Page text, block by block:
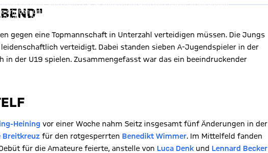
Netzwerk, Ihre Daten (z. B. IP-Adresse) mit Hilfe von Cookies zu verarbeiten.
um Ihnen die Inhalte anzuzeigen. Diese Einstellung wird für alle Inhalte
und Sie können dies jederzeit in der
gegen eine Topmannschaft in Unterzahl verteidigen müssen. Die Jungs
verteidigt. Dabei standen sieben A-Jugendspieler in der
in der U19 spielen. Zusammengefasst war das ein beeindruckender
Heining vor einer Woche nahm Seitz insgesamt fünf Änderungen in der
Breitkreuz für den rotgesperrten Benedikt Wimmer. Im Mittelfeld fanden
für die Amateure feierte, anstelle von Luca Denk und Lennard Becker